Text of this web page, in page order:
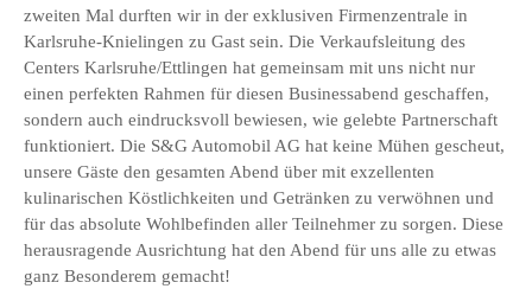
zweiten Mal durften wir in der exklusiven Firmenzentrale in
Karlsruhe-Knielingen zu Gast sein. Die Verkaufsleitung des
Centers Karlsruhe/Ettlingen hat gemeinsam mit uns nicht nur
einen perfekten Rahmen für diesen Businessabend geschaffen,
sondern auch eindrucksvoll bewiesen, wie gelebte Partnerschaft
funktioniert. Die S&G Automobil AG hat keine Mühen gescheut,
unsere Gäste den gesamten Abend über mit exzellenten
kulinarischen Köstlichkeiten und Getränken zu verwöhnen und
für das absolute Wohlbefinden aller Teilnehmer zu sorgen. Diese
herausragende Ausrichtung hat den Abend für uns alle zu etwas
ganz Besonderem gemacht!